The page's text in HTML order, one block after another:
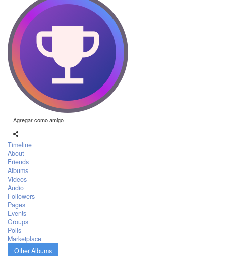
Agregar como amigo
Timeline
About
Friends
Albums
Videos
Audio
Followers
Pages
Events
Groups
Polls
Marketplace
Other Albums